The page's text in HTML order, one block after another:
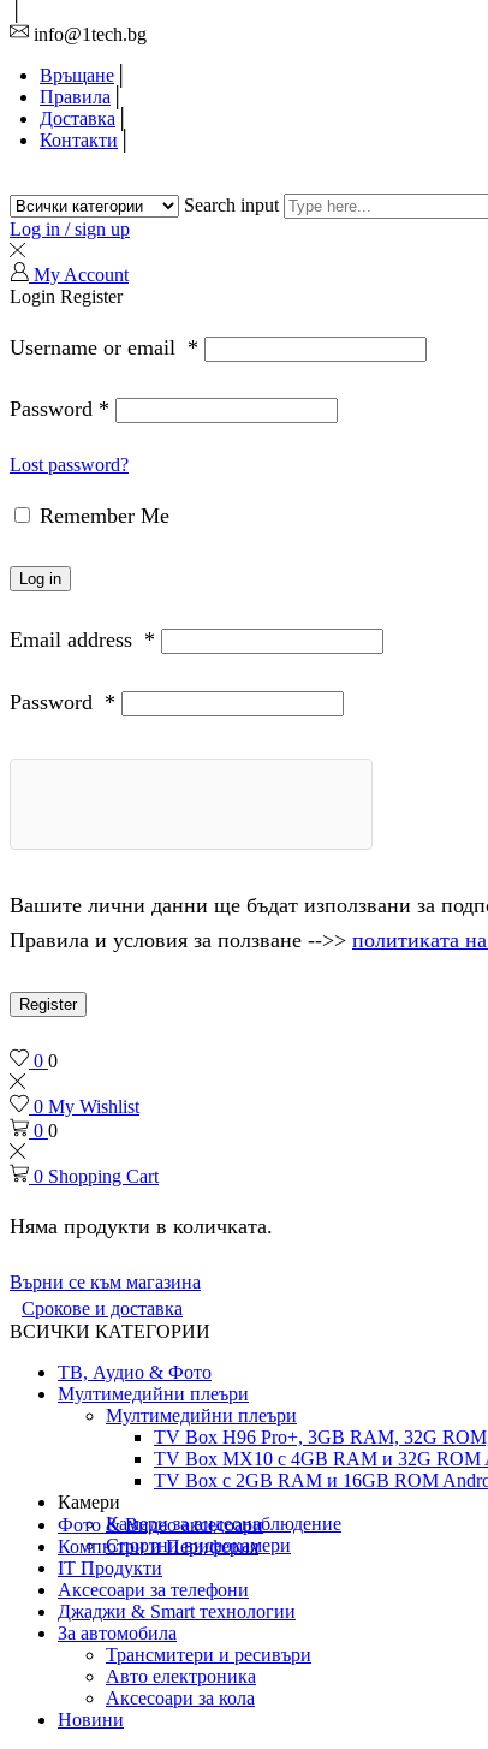
info@1tech.bg
Връщане
Правила
Доставка
Контакти
Search input
Log in / sign up
My Account
Login Register
Username or email *
Password *
Lost password?
Remember Me
Log in
Email address *
Password *
Вашите лични данни ще бъдат използвани за
Правила и условия за ползване -->> политиката
Register
0 0
0 My Wishlist
0 0
0 Shopping Cart
Няма продукти в количката.
Върни се към магазина
Срокове и доставка
ВСИЧКИ КАТЕГОРИИ
ТВ, Аудио & Фото
Мултимедийни плеъри
Мултимедийни плеъри
TV Box H96 Pro+, 3GB RAM, 32G
TV Box MX10 с 4GB RAM и 32G ROM
TV Box с 2GB RAM и 16GВ ROM
Камери
Камери за видеонаблюдение
Спортни видеокамери
Фото & Видео аксесоари
Компютри и Периферия
IT Продукти
Аксесоари за телефони
Джаджи & Smart технологии
За автомобила
Трансмитери и ресивъри
Авто електроника
Аксесоари за кола
Новини